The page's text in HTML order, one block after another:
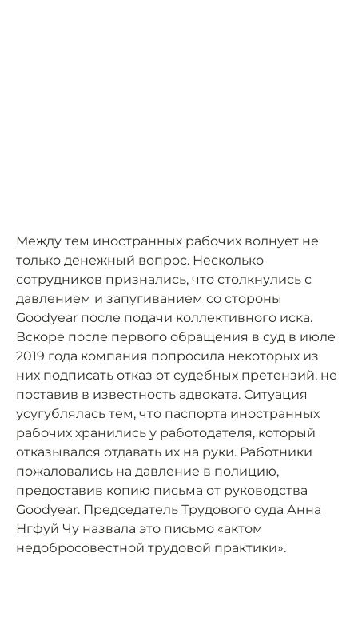
Между тем иностранных рабочих волнует не
только денежный вопрос. Несколько
сотрудников признались, что столкнулись с
давлением и запугиванием со стороны
Goodyear после подачи коллективного иска.
Вскоре после первого обращения в суд в июле
2019 года компания попросила некоторых из
них подписать отказ от судебных претензий, не
поставив в известность адвоката. Ситуация
усугублялась тем, что паспорта иностранных
рабочих хранились у работодателя, который
отказывался отдавать их на руки. Работники
пожаловались на давление в полицию,
предоставив копию письма от руководства
Goodyear. Председатель Трудового суда Анна
Нгфуй Чу назвала это письмо «актом
недобросовестной трудовой практики».